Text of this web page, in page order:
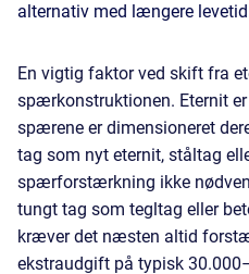
alternativ med længere
En vigtig faktor ved skift fra
spærkonstruktionen. Eternit
spærene er dimensioneret
tag som nyt eternit, ståltag
spærforstærkning ikke
tungt tag som tegltag eller
kræver det næsten altid
ekstraudgift på typisk